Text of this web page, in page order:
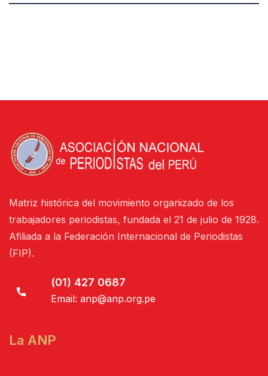
Matriz histórica del movimiento organizado de los
trabajadores periodistas, fundada el 21 de julio de 1928.
Afiliada a la Federación Internacional de Periodistas
(FIP).
(01) 427 0687
Email: anp@anp.org.pe
La ANP